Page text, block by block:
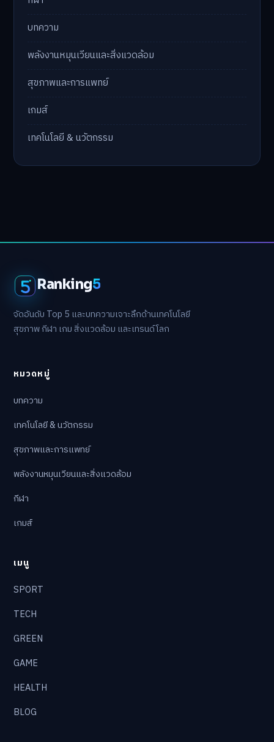
บทความ
พลังงานหมุนเวียนและสิ่งแวดล้อม
สุขภาพและการแพทย์
เกมส์
เทคโนโลยี & นวัตกรรม
Ranking5
จัดอันดับ Top 5 และบทความเจาะลึกด้านเทคโนโลยี
สุขภาพ กีฬา เกม สิ่งแวดล้อม และเทรนด์โลก
หมวดหมู่
บทความ
เทคโนโลยี & นวัตกรรม
สุขภาพและการแพทย์
พลังงานหมุนเวียนและสิ่งแวดล้อม
กีฬา
เกมส์
เมนู
SPORT
TECH
GREEN
GAME
HEALTH
BLOG